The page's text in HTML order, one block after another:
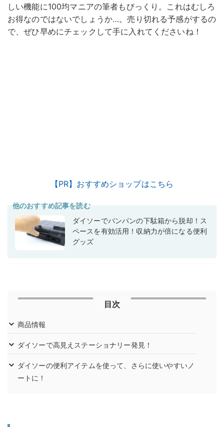
しい機能に100均マニアの筆者もびっくり。これはむしろ
お得なのではないでしょうか…。売り切れる予感がするの
で、ぜひ早めにチェックして手に入れてくださいね！
【PR】おすすめショップはこちら
他のおすすめ記事を読む
ダイソーでパンパンの下駄箱から脱却！ス
ペースを有効活用！収納力が倍になる便利
グッズ
目次
商品情報
ダイソーで高見えステーショナリー発見！
ダイソーの便利アイテムを使って、さらに使いやすいノ
ートに！